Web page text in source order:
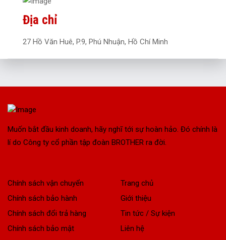
Địa chỉ
27 Hồ Văn Huê, P.9, Phú Nhuận, Hồ Chí Minh
Muốn bắt đầu kinh doanh, hãy nghĩ tới sự hoàn hảo. Đó chính là
lí do Công ty cổ phần tập đoàn BROTHER ra đời.
Chính sách vận chuyển
Chính sách bảo hành
Chính sách đổi trả hàng
Chính sách bảo mật
Trang chủ
Giới thiệu
Tin tức / Sự kiện
Liên hệ